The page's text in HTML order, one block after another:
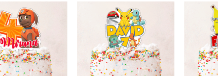
Adaugă
wishlist
în
wishlist